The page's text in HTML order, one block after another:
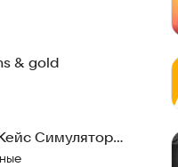
& gold
Симулятор